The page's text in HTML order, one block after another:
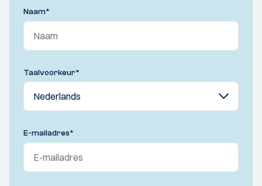
Naam*
Taalvoorkeur*
E-mailadres*